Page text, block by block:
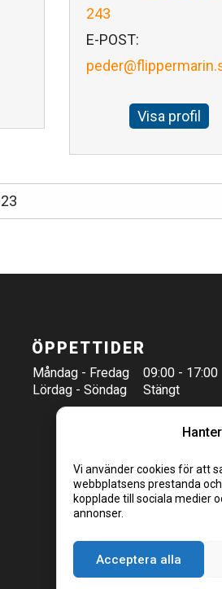
Vi använder cookies för att
webbplatsens prestanda
kopplade till sociala medier
annonser.
Acceptera alla
243
E-POST:
Visa profil
ÖPPETTIDER
Måndag - Fredag
09:00 - 17:00
Lördag - Söndag
Stängt